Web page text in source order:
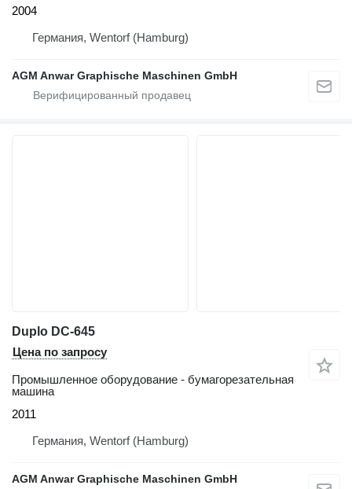
2004
Германия, Wentorf (Hamburg)
AGM Anwar Graphische Maschinen GmbH
Duplo DC-645
Цена по запросу
Промышленное оборудование - бумагорезательная
машина
2011
Германия, Wentorf (Hamburg)
AGM Anwar Graphische Maschinen GmbH